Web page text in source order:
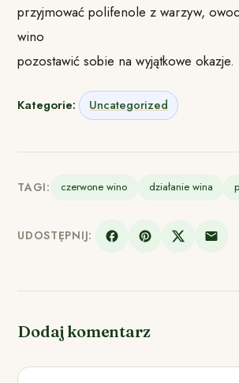
przyjmować polifenole z warzyw,
wino
pozostawić sobie na wyjątkowe okazje.
Kategorie: Uncategorized
TAGI: czerwone wino działanie wina
UDOSTĘPNIJ:
Dodaj komentarz